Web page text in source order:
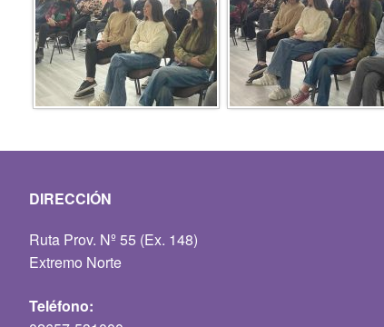
DIRECCIÓN
Ruta Prov. Nº 55 (Ex. 148)
Extremo Norte
Teléfono: